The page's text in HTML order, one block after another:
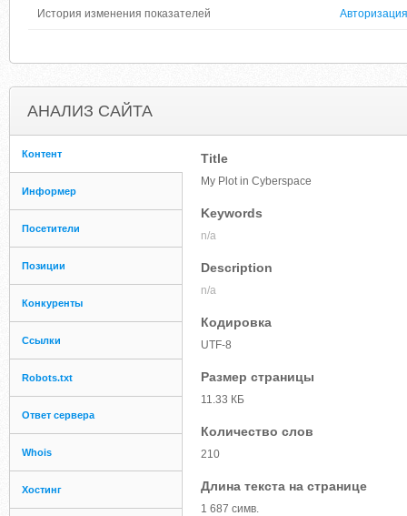
История изменения показателей Авторизация
АНАЛИЗ САЙТА
Контент
Информер
Посетители
Позиции
Конкуренты
Ссылки
Robots.txt
Ответ сервера
Whois
Хостинг
Title
My Plot in Cyberspace
Keywords
n/a
Description
n/a
Кодировка
UTF-8
Размер страницы
11.33 КБ
Количество слов
210
Длина текста на странице
1 687 симв.